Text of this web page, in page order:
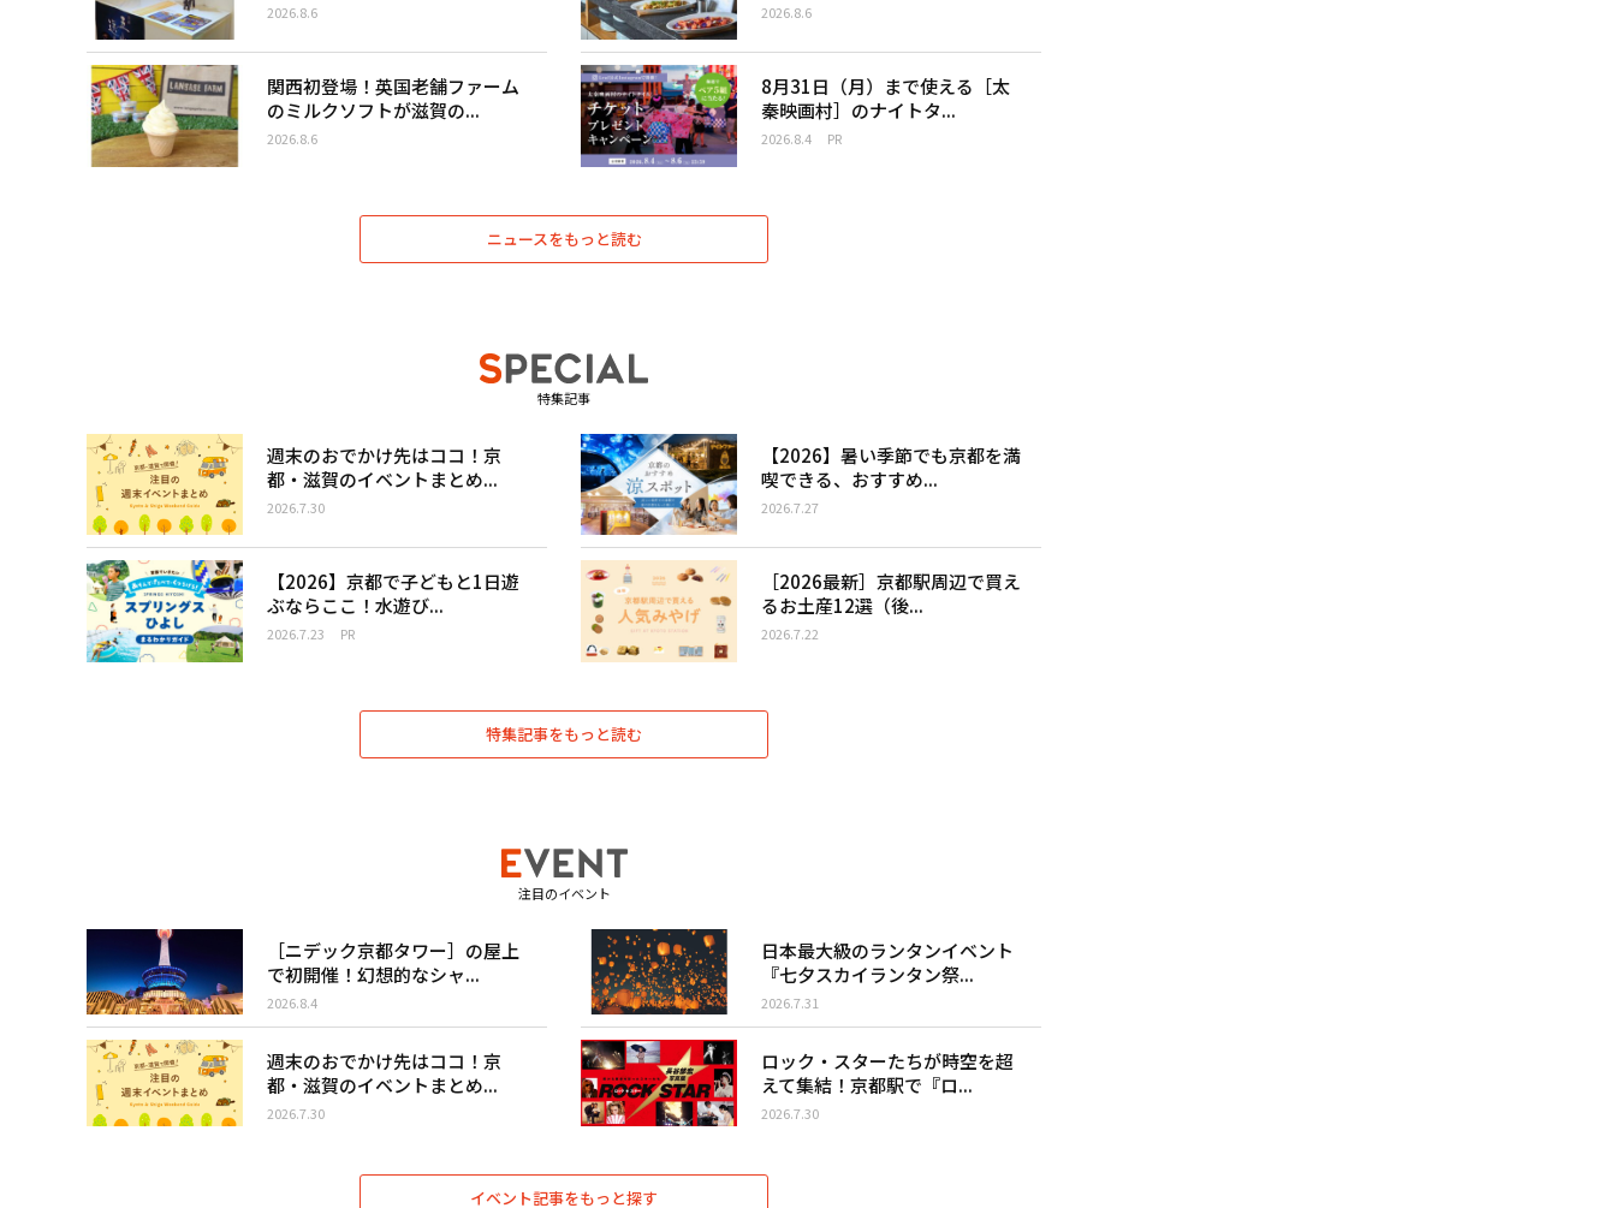
2026.8.6 2026.8.6
関西初登場！英国老舗ファーム
のミルクソフトが滋賀の...
2026.8.6
8月31日（月）まで使える［太
秦映画村］のナイトタ...
2026.8.4 PR
ニュースをもっと読む
特集記事
週末のおでかけ先はココ！京
都・滋賀のイベントまとめ...
2026.7.30
【2026】暑い季節でも京都を満
喫できる、おすすめ...
2026.7.27
【2026】京都で子どもと1日遊
ぶならここ！水遊び...
2026.7.23 PR
［2026最新］京都駅周辺で買え
るお土産12選（後...
2026.7.22
特集記事をもっと読む
注目のイベント
［ニデック京都タワー］の屋上
で初開催！幻想的なシャ...
2026.8.4
日本最大級のランタンイベント
『七夕スカイランタン祭...
2026.7.31
週末のおでかけ先はココ！京
都・滋賀のイベントまとめ...
2026.7.30
ロック・スターたちが時空を超
えて集結！京都駅で『ロ...
2026.7.30
イベント記事をもっと探す